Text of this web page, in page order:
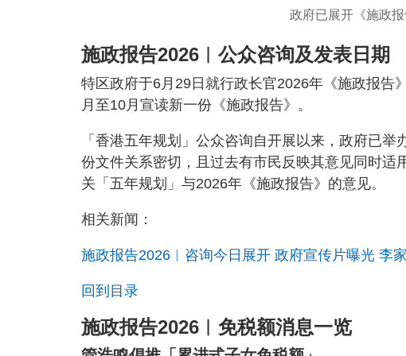
政府已展开《施政报
施政报告2026︱公众咨询及发表日期
特区政府于6月29日就行政长官2026年《施政报告
月至10月宣读新一份《施政报告》。
「香港五年规划」公众咨询自开展以来，政府已
份文件关系密切，且过去有市民反映其意见同时
关「五年规划」与2026年《施政报告》的意见。
相关新闻：
施政报告2026︱咨询今日展开 政府宣传片曝光 李
回到目录
施政报告2026︱免税额消息一览